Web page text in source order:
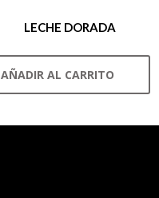
LECHE DORADA
AÑADIR AL CARRITO